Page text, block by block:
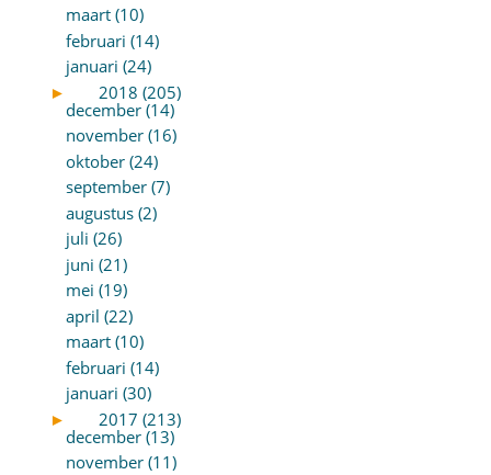
maart (10)
februari (14)
januari (24)
►
2018 (205)
december (14)
november (16)
oktober (24)
september (7)
augustus (2)
juli (26)
juni (21)
mei (19)
april (22)
maart (10)
februari (14)
januari (30)
►
2017 (213)
december (13)
november (11)